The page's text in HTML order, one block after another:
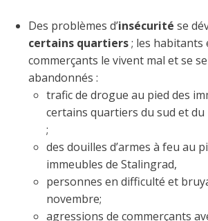
Des problèmes d’insécurité se
certains quartiers; les habitants
commerçants le vivent mal et se
abandonnés :
trafic de drogue au pied des
certains quartiers du sud et
;
des douilles d’armes à feu au
immeubles de Stalingrad,
personnes en difficulté et
novembre;
agressions de commerçants